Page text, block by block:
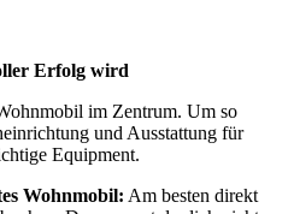
Erfolg wird
im Zentrum. Um so
und Ausstattung für
Equipment.
Wohnmobil: Am besten direkt